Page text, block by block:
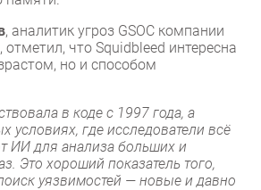
, аналитик угроз GSOC компании
что Squidbleed интересна
но и способом
в коде с 1997 года, а
условиях, где исследователи всё
ИИ для анализа больших и
Это хороший показатель того,
уязвимостей — новые и давно